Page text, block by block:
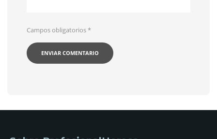
Campos obligatorios*